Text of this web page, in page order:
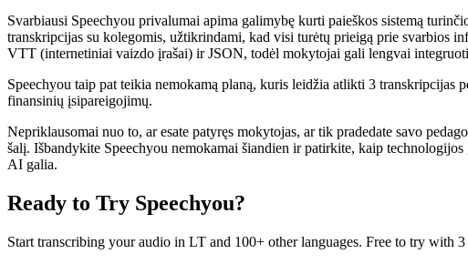
Svarbiausi Speechyou privalumai apima galimybę kurti paieškos sistemą
transkripcijas su kolegomis, užtikrindami, kad visi turėtų prieigą prie svarbios
VTT (internetiniai vaizdo įrašai) ir JSON, todėl mokytojai gali lengvai
Speechyou taip pat teikia nemokamą planą, kuris leidžia atlikti 3
finansinių įsipareigojimų.
Nepriklausomai nuo to, ar esate patyręs mokytojas, ar tik pradedate savo
šalį. Išbandykite Speechyou nemokamai šiandien ir patirkite, kaip
AI galia.
Ready to Try Speechyou?
Start transcribing your audio in LT and 100+ other languages. Free to try with